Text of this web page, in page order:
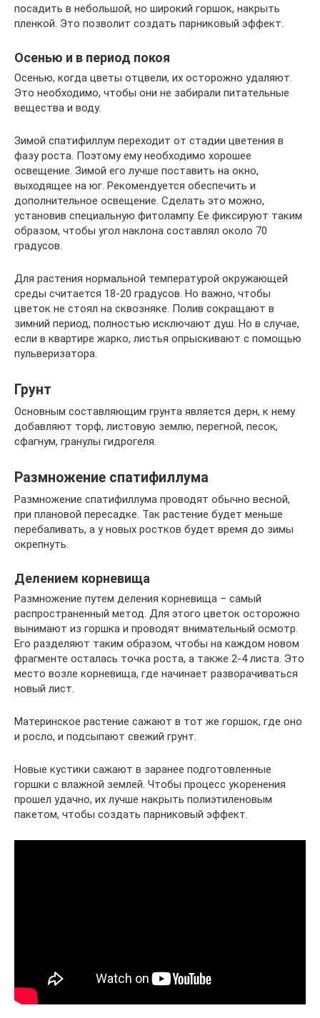
посадить в небольшой, но широкий горшок, накрыть
пленкой. Это позволит создать парниковый эффект.
Осенью и в период покоя
Осенью, когда цветы отцвели, их осторожно удаляют.
Это необходимо, чтобы они не забирали питательные
вещества и воду.
Зимой спатифиллум переходит от стадии цветения в
фазу роста. Поэтому ему необходимо хорошее
освещение. Зимой его лучше поставить на окно,
выходящее на юг. Рекомендуется обеспечить и
дополнительное освещение. Сделать это можно,
установив специальную фитолампу. Ее фиксируют таким
образом, чтобы угол наклона составлял около 70
градусов.
Для растения нормальной температурой окружающей
среды считается 18-20 градусов. Но важно, чтобы
цветок не стоял на сквозняке. Полив сокращают в
зимний период, полностью исключают душ. Но в случае,
если в квартире жарко, листья опрыскивают с помощью
пульверизатора.
Грунт
Основным составляющим грунта является дерн, к нему
добавляют торф, листовую землю, перегной, песок,
сфагнум, гранулы гидрогеля.
Размножение спатифиллума
Размножение спатифиллума проводят обычно весной,
при плановой пересадке. Так растение будет меньше
перебаливать, а у новых ростков будет время до зимы
окрепнуть.
Делением корневища
Размножение путем деления корневища – самый
распространенный метод. Для этого цветок осторожно
вынимают из горшка и проводят внимательный осмотр.
Его разделяют таким образом, чтобы на каждом новом
фрагменте осталась точка роста, а также 2-4 листа. Это
место возле корневища, где начинает разворачиваться
новый лист.
Материнское растение сажают в тот же горшок, где оно
и росло, и подсыпают свежий грунт.
Новые кустики сажают в заранее подготовленные
горшки с влажной землей. Чтобы процесс укоренения
прошел удачно, их лучше накрыть полиэтиленовым
пакетом, чтобы создать парниковый эффект.